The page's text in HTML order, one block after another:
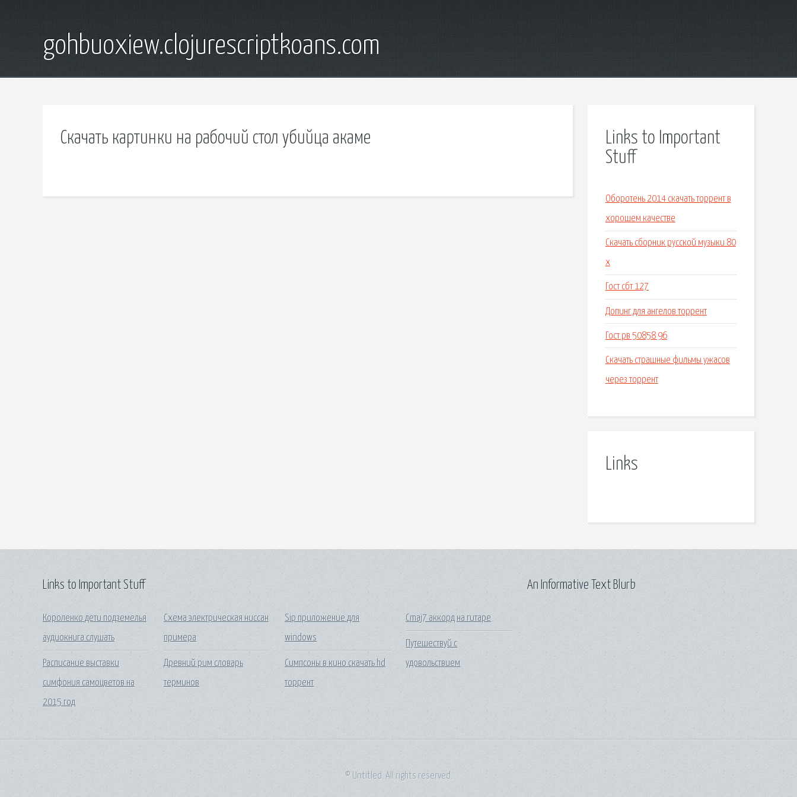
gohbuoxiew.clojurescriptkoans.com
Скачать картинки на рабочий стол убийца акаме
Links to Important
Stuff
Оборотень 2014 скачать торрент в
хорошем качестве
Скачать сборник русской музыки 80
х
Гост сбт 127
Допинг для ангелов торрент
Гост рв 50858 96
Скачать страшные фильмы ужасов
через торрент
Links
Links to Important Stuff
Короленко дети подземелья
аудиокнига слушать
Расписание выставки
симфония самоцветов на
2015 год
Схема электрическая ниссан
примера
Древний рим словарь
терминов
Sip приложение для
windows
Симпсоны в кино скачать hd
торрент
Cmaj7 аккорд на гитаре
Путешествуй с
удовольствием
An Informative Text Blurb
© Untitled. All rights reserved.